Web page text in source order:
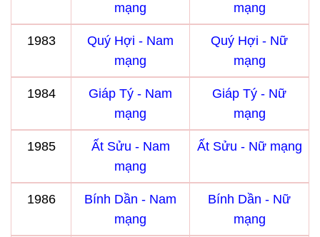
mạng
mạng
1983
Quý Hợi - Nam
mạng
Quý Hợi - Nữ
mạng
1984
Giáp Tý - Nam
mạng
Giáp Tý - Nữ
mạng
1985
Ất Sửu - Nam
mạng
Ất Sửu - Nữ mạng
1986
Bính Dần - Nam
mạng
Bính Dần - Nữ
mạng